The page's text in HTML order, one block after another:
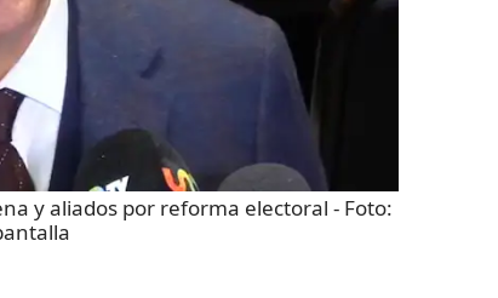
y aliados por reforma electoral - Foto: